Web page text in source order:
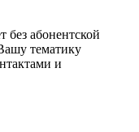
абонентской
тематику
и